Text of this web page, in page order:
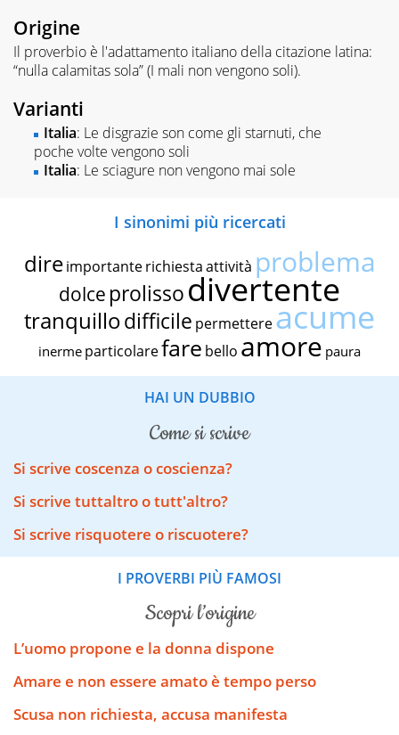
Origine
Il proverbio è l'adattamento italiano della citazione latina:
“nulla calamitas sola” (I mali non vengono soli).
Varianti
Italia: Le disgrazie son come gli starnuti, che
poche volte vengono soli
Italia: Le sciagure non vengono mai sole
I sinonimi più ricercati
dire importante richiestaattività problema
dolce prolissodivertente
tranquillodifficile permettereacume
inerme particolarefare bello amore paura
HAI UN DUBBIO
come si scrive
Si scrive coscenza o coscienza?
Si scrive tuttaltro o tutt'altro?
Si scrive risquotere o riscuotere?
I PROVERBI PIÙ FAMOSI
scopri l’origine
L’uomo propone e la donna dispone
Amare e non essere amato è tempo perso
Scusa non richiesta, accusa manifesta